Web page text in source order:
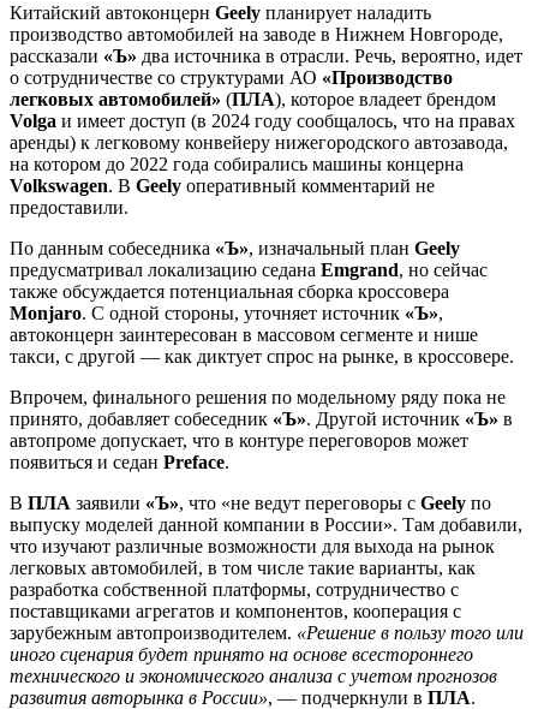
Китайский автоконцерн Geely планирует наладить
производство автомобилей на заводе в Нижнем Новгороде,
рассказали «Ъ» два источника в отрасли. Речь, вероятно, идет
о сотрудничестве со структурами АО «Производство
легковых автомобилей» (ПЛА), которое владеет брендом
Volga и имеет доступ (в 2024 году сообщалось, что на правах
аренды) к легковому конвейеру нижегородского автозавода,
на котором до 2022 года собирались машины концерна
Volkswagen. В Geely оперативный комментарий не
предоставили.
По данным собеседника «Ъ», изначальный план Geely
предусматривал локализацию седана Emgrand, но сейчас
также обсуждается потенциальная сборка кроссовера
Monjaro. С одной стороны, уточняет источник «Ъ»,
автоконцерн заинтересован в массовом сегменте и нише
такси, с другой — как диктует спрос на рынке, в кроссовере.
Впрочем, финального решения по модельному ряду пока не
принято, добавляет собеседник «Ъ». Другой источник «Ъ» в
автопроме допускает, что в контуре переговоров может
появиться и седан Preface.
В ПЛА заявили «Ъ», что «не ведут переговоры с Geely по
выпуску моделей данной компании в России». Там добавили,
что изучают различные возможности для выхода на рынок
легковых автомобилей, в том числе такие варианты, как
разработка собственной платформы, сотрудничество с
поставщиками агрегатов и компонентов, кооперация с
зарубежным автопроизводителем. «Решение в пользу того или
иного сценария будет принято на основе всестороннего
технического и экономического анализа с учетом прогнозов
развития авторынка в России», — подчеркнули в ПЛА.